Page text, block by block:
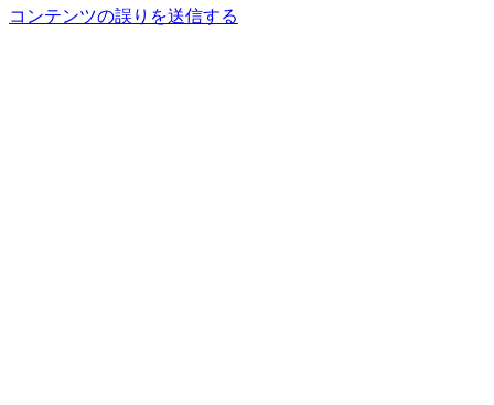
コンテンツの誤りを送信する